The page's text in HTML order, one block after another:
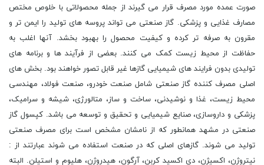
صورت عمده مورد مصرف قرار می گیرند از جمله محصولاتی با خلوص مختص
مصارف غذایی و پزشکی. گاز صنعتی می تواند پروسه های تولید را ایمن تر و
مقرون به صرفه تر کرده و کیفیت محصول را بهبود بخشد. آنها اغلب به
حفاظت از محیط زیست کمک می کنند. بعضی از فرآیند ها و برنامه های
تولیدی بدون فرایند های شیمیایی گازها غیر قابل تصور خواهند بود. بخش های
اصلی مصرف کننده گاز صنعتی شامل صنعت خودرو، صنعت فولاد، مهندسی
محیط زیست، غذا و نوشیدنی، ساخت و ساز، متالورژی، شیشه و سرامیک،
پزشکی و داروسازی، صنایع شیمیایی و تحقیق و توسعه می باشد. کپسول گاز
صنعتی در مشهد همانطور که از نامشان مشخص است برای مصرف صنعتی
تولید می شوند. گازهای اصلی که در صنعت استفاده می شوند عبارتند از :
نیتروژن، اکسیژن، دی اکسید کربن، آرگون، هیدروژن، هلیوم و استیلن. البته